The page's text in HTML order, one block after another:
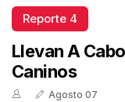
Reporte 4
Llevan A
Caninos
Agosto 07